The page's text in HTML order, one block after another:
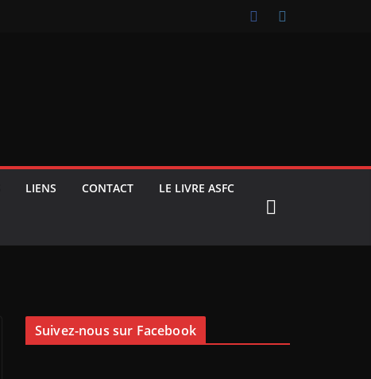
LIENS CONTACT LE LIVRE ASFC
Suivez-nous sur Facebook